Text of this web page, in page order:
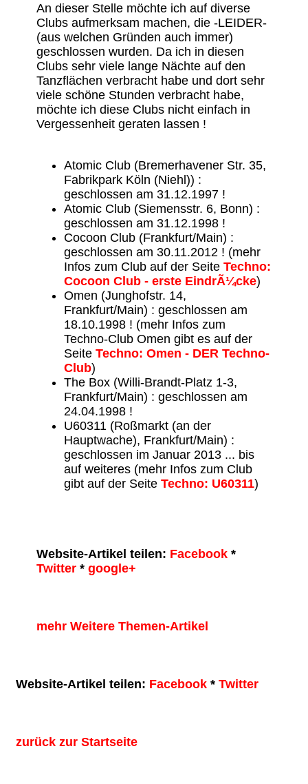
An dieser Stelle möchte ich auf diverse
Clubs aufmerksam machen, die -LEIDER-
(aus welchen Gründen auch immer)
geschlossen wurden. Da ich in diesen
Clubs sehr viele lange Nächte auf den
Tanzflächen verbracht habe und dort sehr
viele schöne Stunden verbracht habe,
möchte ich diese Clubs nicht einfach in
Vergessenheit geraten lassen !
Atomic Club (Bremerhavener Str. 35,
Fabrikpark Köln (Niehl)) :
geschlossen am 31.12.1997 !
Atomic Club (Siemensstr. 6, Bonn) :
geschlossen am 31.12.1998 !
Cocoon Club (Frankfurt/Main) :
geschlossen am 30.11.2012 ! (mehr
Infos zum Club auf der Seite Techno:
Cocoon Club - erste EindrÃ¼cke)
Omen (Junghofstr. 14,
Frankfurt/Main) : geschlossen am
18.10.1998 ! (mehr Infos zum
Techno-Club Omen gibt es auf der
Seite Techno: Omen - DER Techno-
Club)
The Box (Willi-Brandt-Platz 1-3,
Frankfurt/Main) : geschlossen am
24.04.1998 !
U60311 (Roßmarkt (an der
Hauptwache), Frankfurt/Main) :
geschlossen im Januar 2013 ... bis
auf weiteres (mehr Infos zum Club
gibt auf der Seite Techno: U60311)
Website-Artikel teilen: Facebook*
Twitter* google+
mehr Weitere Themen-Artikel
Website-Artikel teilen: Facebook* Twitter
zurück zur Startseite